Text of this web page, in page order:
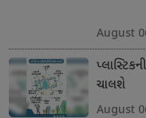
August
ચાલશે
August